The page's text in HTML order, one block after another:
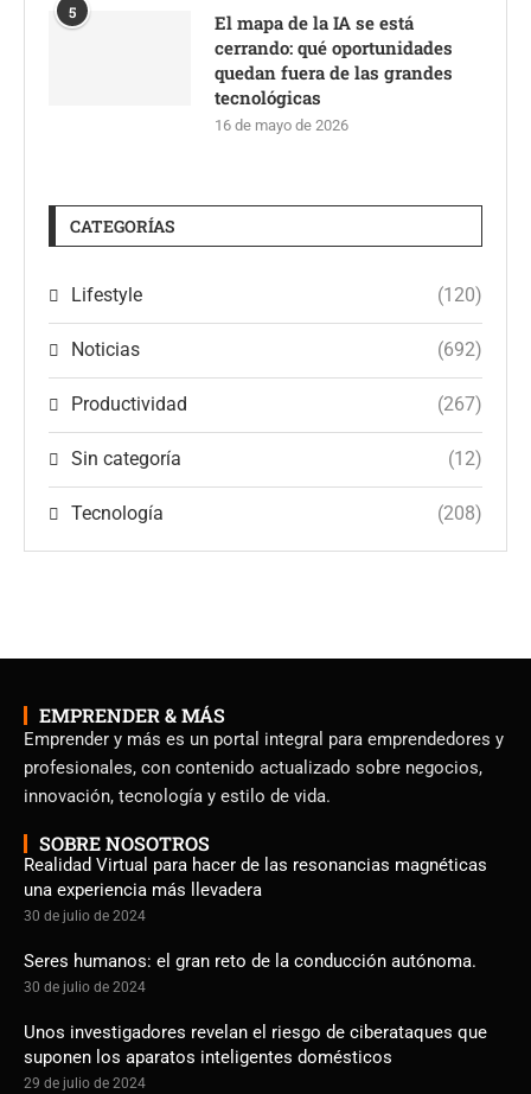
5
El mapa de la IA se está
cerrando: qué oportunidades
quedan fuera de las grandes
tecnológicas
16 de mayo de 2026
CATEGORÍAS
Lifestyle (120)
Noticias (692)
Productividad (267)
Sin categoría (12)
Tecnología (208)
EMPRENDER & MÁS
Emprender y más es un portal integral para emprendedores y
profesionales, con contenido actualizado sobre negocios,
innovación, tecnología y estilo de vida.
SOBRE NOSOTROS
Realidad Virtual para hacer de las resonancias magnéticas
una experiencia más llevadera
30 de julio de 2024
Seres humanos: el gran reto de la conducción autónoma.
30 de julio de 2024
Unos investigadores revelan el riesgo de ciberataques que
suponen los aparatos inteligentes domésticos
29 de julio de 2024